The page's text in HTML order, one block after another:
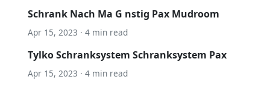
Schrank Nach Ma G nstig Pax Mudroom
Apr 15, 2023 · 4 min read
Tylko Schranksystem Schranksystem Pax
Apr 15, 2023 · 4 min read